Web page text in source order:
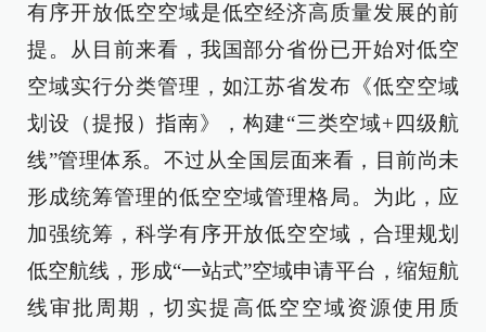
有序开放低空空域是低空经济高质量发展的前
提。从目前来看，我国部分省份已开始对低空
空域实行分类管理，如江苏省发布《低空空域
划设（提报）指南》，构建“三类空域+四级航
线”管理体系。不过从全国层面来看，目前尚未
形成统筹管理的低空空域管理格局。为此，应
加强统筹，科学有序开放低空空域，合理规划
低空航线，形成“一站式”空域申请平台，缩短航
线审批周期，切实提高低空空域资源使用质